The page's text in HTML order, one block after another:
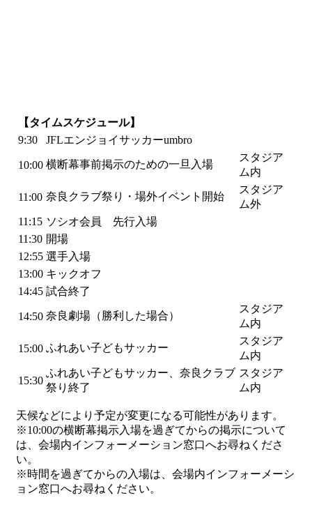
【タイムスケジュール】
9:30
JFLエンジョイサッカーumbro
10:00 横断幕事前掲示のための一旦入場
スタジア
ム内
11:00 奈良クラブ祭り・場外イベント開始
スタジア
ム外
11:15 ソシオ会員 先行入場
11:30 開場
12:55 選手入場
13:00 キックオフ
14:45 試合終了
14:50 奈良劇場（勝利した場合）
スタジア
ム内
15:00 ふれあい子どもサッカー
スタジア
ム内
15:30
ふれあい子どもサッカー、奈良クラブ
祭り終了
スタジア
ム内
天候などにより予定が変更になる可能性があります。
※10:00の横断幕掲示入場を過ぎてからの掲示について
は、会場内インフォーメーション窓口へお尋ねくださ
い。
※時間を過ぎてからの入場は、会場内インフォーメーシ
ョン窓口へお尋ねください。